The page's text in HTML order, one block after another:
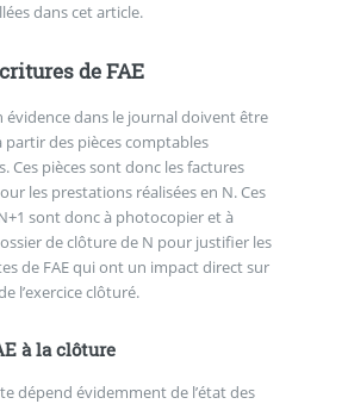
dans cet article.
de FAE
évidence dans le journal doivent être
partir des pièces comptables
Ces pièces sont donc les factures
les prestations réalisées en N. Ces
sont donc à photocopier et à
de clôture de N pour justifier les
de FAE qui ont un impact direct sur
l’exercice clôturé.
à la clôture
dépend évidemment de l’état des